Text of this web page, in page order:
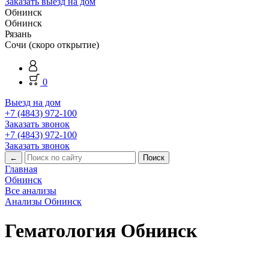
Обнинск
Обнинск
Рязань
Сочи (скоро открытие)
0
Выезд на дом
+7 (4843) 972-100
Заказать звонок
+7 (4843) 972-100
Заказать звонок
←
Главная
Обнинск
Все анализы
Анализы Обнинск
Гематология Обнинск